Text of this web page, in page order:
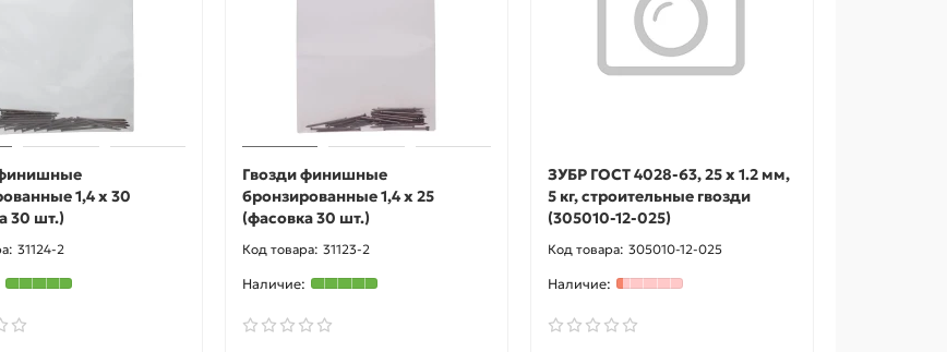
1,4 х 30
30 шт.)
31124-2
Гвозди финишные
бронзированные 1,4 х 25
(фасовка 30 шт.)
31123-2
ЗУБР ГОСТ 4028-63, 25 x 1.2 мм,
5 кг, строительные гвозди
(305010-12-025)
305010-12-025